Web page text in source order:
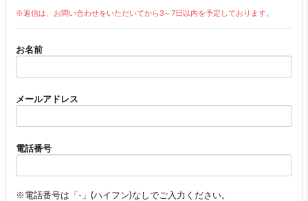
※返信は、お問い合わせをいただいてから3～7日以内を予定しております。
お名前
メールアドレス
電話番号
※電話番号は「-」(ハイフン)なしでご入力ください。